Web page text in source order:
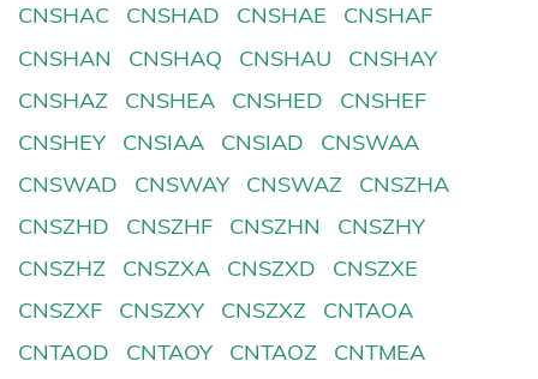
CNSHAC
CNSHAD CNSHAE
CNSHAF
CNSHAN
CNSHAQ CNSHAU
CNSHAY
CNSHAZ
CNSHEA CNSHED
CNSHEF
CNSHEY
CNSIAA CNSIAD
CNSWAA
CNSWAD
CNSWAY CNSWAZ
CNSZHA
CNSZHD
CNSZHF CNSZHN
CNSZHY
CNSZHZ
CNSZXA CNSZXD
CNSZXE
CNSZXF
CNSZXY CNSZXZ
CNTAOA
CNTAOD
CNTAOY CNTAOZ
CNTMEA